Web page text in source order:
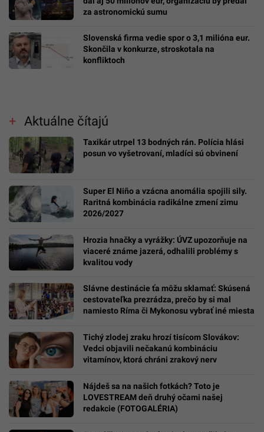
za astronomickú sumu
Slovenská firma vedie spor o 3,1 milióna eur.
Skončila v konkurze, stroskotala na
konfliktoch
Aktuálne čítajú
Taxikár utrpel 13 bodných rán. Polícia hlási
posun vo vyšetrovaní, mladíci sú obvinení
Super El Niño a vzácna anomália spojili sily.
Raritná kombinácia radikálne zmení zimu
2026/2027
Hrozia hnačky a vyrážky: ÚVZ upozorňuje na
viaceré známe jazerá, odhalili problémy s
kvalitou vody
Slávne destinácie ťa môžu sklamať: Skúsená
cestovateľka prezrádza, prečo by si mal
namiesto Ríma či Mykonosu vybrať iné miesta
Tichý zlodej zraku hrozí tisícom Slovákov:
Vedci objavili nečakanú kombináciu
vitamínov, ktorá chráni zrakový nerv
Nájdeš sa na našich fotkách? Toto je
LOVESTREAM deň druhý očami našej
redakcie (FOTOGALÉRIA)